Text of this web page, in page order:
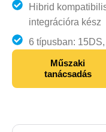
Hibrid
integrációra kész
6 típusban:
Műszaki
tanácsadás